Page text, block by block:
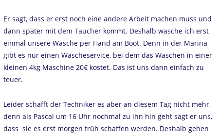
Er sagt, dass er erst noch eine andere Arbeit machen muss und
dann später mit dem Taucher kommt. Deshalb wasche ich erst
einmal unsere Wäsche per Hand am Boot. Denn in der Marina
gibt es nur einen Wäscheservice, bei dem das Waschen in einer
kleinen 4kg Maschine 20€ kostet. Das ist uns dann einfach zu
teuer.
Leider schafft der Techniker es aber an diesem Tag nicht mehr,
denn als Pascal um 16 Uhr nochmal zu ihn hin geht sagt er uns,
dass sie es erst morgen früh schaffen werden. Deshalb gehen